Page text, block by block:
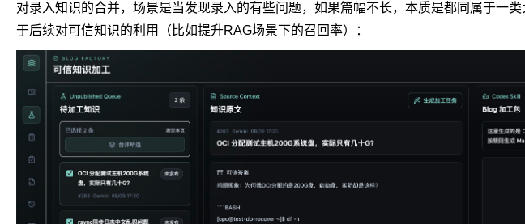
对录入知识的合并，场景是当发现录入的有些问题，如果篇幅不长，本质是都同属于一
于后续对可信知识的利用（比如提升RAG场景下的召回率）：